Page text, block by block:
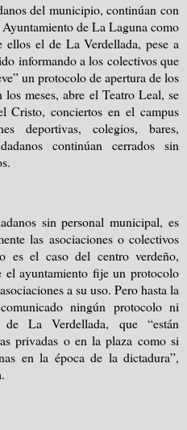
del municipio, continúan con
de La Laguna como
ellos el de La Verdellada, pese a
informando a los colectivos que
un protocolo de apertura de los
meses, abre el Teatro Leal, se
Cristo, conciertos en el campus
deportivas, colegios, bares,
continúan cerrados sin
sin personal municipal, es
las asociaciones o colectivos
es el caso del centro verdeño,
el ayuntamiento fije un protocolo
a su uso. Pero hasta la
ningún protocolo ni
La Verdellada, que “están
privadas o en la plaza como si
en la época de la dictadura”,